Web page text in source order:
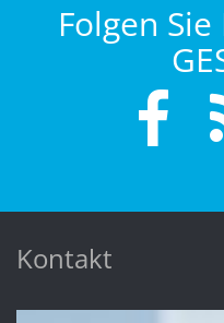
Folgen Sie
Kontakt